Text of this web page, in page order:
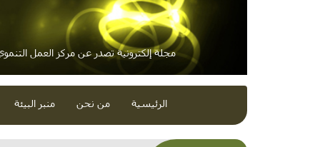
مجلة إلكترونية تصدر عن مركز العمل
الرئيسية من نحن منبر البيئة